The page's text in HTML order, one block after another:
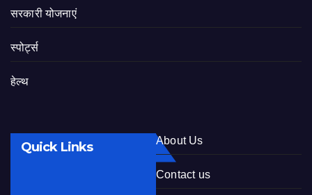
सरकारी योजनाएं
स्पोर्ट्स
हेल्थ
Quick Links About Us
Contact us